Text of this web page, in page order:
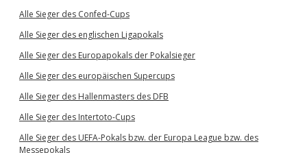
Alle Sieger des Confed-Cups
Alle Sieger des englischen Ligapokals
Alle Sieger des Europapokals der Pokalsieger
Alle Sieger des europäischen Supercups
Alle Sieger des Hallenmasters des DFB
Alle Sieger des Intertoto-Cups
Alle Sieger des UEFA-Pokals bzw. der Europa League bzw. des
Messepokals